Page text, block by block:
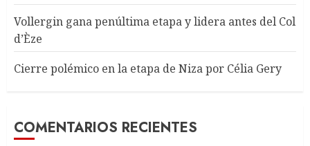
Vollergin gana penúltima etapa y lidera antes del Col
d’Èze
Cierre polémico en la etapa de Niza por Célia Gery
COMENTARIOS RECIENTES